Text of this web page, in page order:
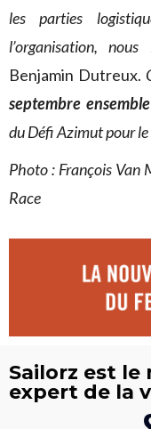
les parties
l’organisation,
Benjamin Dutreux.
septembre ensemble
du Défi Azimut pour le
Photo : François Van
Race
Sailorz est le
expert de la